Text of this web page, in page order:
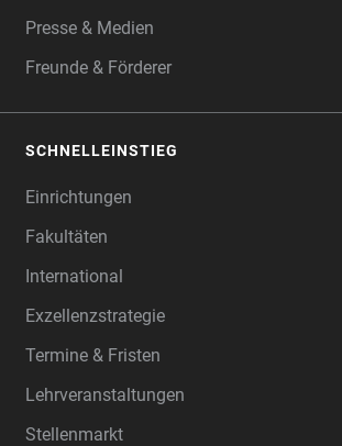
Presse & Medien
Freunde & Förderer
SCHNELLEINSTIEG
Einrichtungen
Fakultäten
International
Exzellenzstrategie
Termine & Fristen
Lehrveranstaltungen
Stellenmarkt